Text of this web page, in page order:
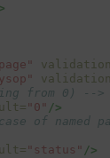
>
from 0) -->
"0" />
of named
"status" />